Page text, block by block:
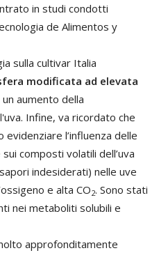
in studi condotti
de Alimentos y
sulla cultivar Italia
modificata ad elevata
aumento della
Infine, va ricordato che
evidenziare l’influenza delle
composti volatili dell’uva
indesiderati) nelle uve
e alta CO2. Sono stati
nei metaboliti solubili e
approfonditamente